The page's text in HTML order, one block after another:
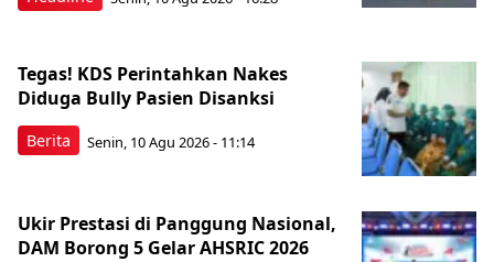
Berita
Tegas! KDS Perintahkan Nakes
Diduga Bully Pasien Disanksi
Senin, 10 Agu 2026 - 11:14
Ukir Prestasi di Panggung Nasional,
DAM Borong 5 Gelar AHSRIC 2026